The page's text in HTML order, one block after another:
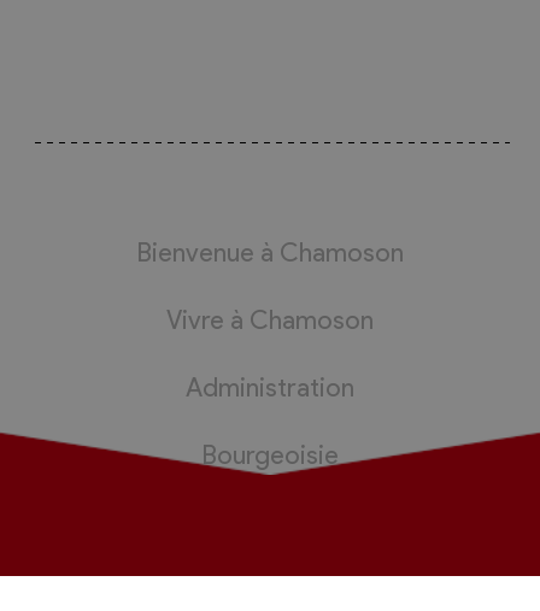
Bienvenue à Chamoson
Vivre à Chamoson
Administration
Bourgeoisie